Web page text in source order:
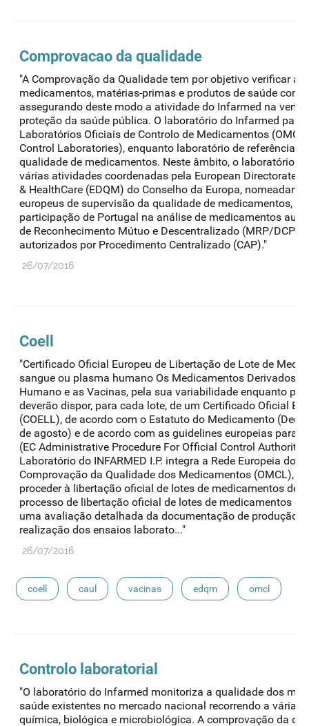
Comprovacao da qualidade
"A Comprovação da Qualidade tem por objetivo verificar a
medicamentos, matérias-primas e produtos de saúde
assegurando deste modo a atividade do Infarmed na
proteção da saúde pública. O laboratório do Infarmed
Laboratórios Oficiais de Controlo de Medicamentos
Control Laboratories), enquanto laboratório de referência
qualidade de medicamentos. Neste âmbito, o laboratório
várias atividades coordenadas pela European Directorate
& HealthCare (EDQM) do Conselho da Europa,
europeus de supervisão da qualidade de medicamentos,
participação de Portugal na análise de medicamentos
de Reconhecimento Mútuo e Descentralizado (MRP/DCP)
autorizados por Procedimento Centralizado (CAP)."
26/07/2016
Coell
"Certificado Oficial Europeu de Libertação de Lote de
sangue ou plasma humano Os Medicamentos Derivados
Humano e as Vacinas, pela sua variabilidade enquanto
deverão dispor, para cada lote, de um Certificado Oficial
(COELL), de acordo com o Estatuto do Medicamento
de agosto) e de acordo com as guidelines europeias para
(EC Administrative Procedure For Official Control Authority
Laboratório do INFARMED I.P. integra a Rede Europeia
Comprovação da Qualidade dos Medicamentos (OMCL),
proceder à libertação oficial de lotes de medicamentos de
processo de libertação oficial de lotes de medicamentos
uma avaliação detalhada da documentação de produção
realização dos ensaios laborato..."
26/07/2016
coell caul vacinas edqm omcl
Controlo laboratorial
"O laboratório do Infarmed monitoriza a qualidade dos
saúde existentes no mercado nacional recorrendo a várias
química, biológica e microbiológica. A comprovação da